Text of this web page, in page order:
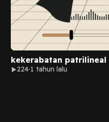
kekerabatan
224 1 tahun lalu